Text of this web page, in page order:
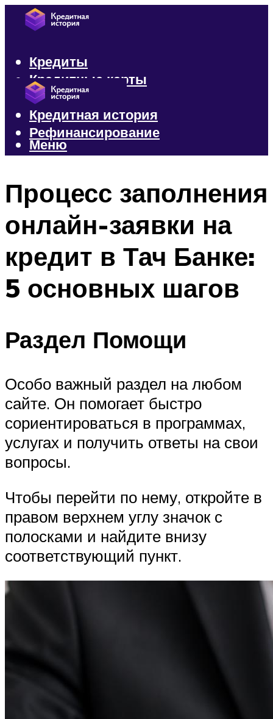
Кредиты
Кредитные карты
Микрозаймы
Кредитная история
Рефинансирование
Меню
Процесс заполнения
онлайн-заявки на
кредит в Тач Банке:
5 основных шагов
Раздел Помощи
Особо важный раздел на любом
сайте. Он помогает быстро
сориентироваться в программах,
услугах и получить ответы на свои
вопросы.
Чтобы перейти по нему, откройте в
правом верхнем углу значок с
полосками и найдите внизу
соответствующий пункт.